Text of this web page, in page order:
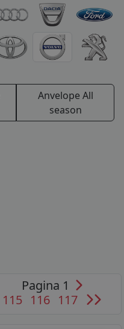
Anvelope All
season
Pagina 1
115 116 117